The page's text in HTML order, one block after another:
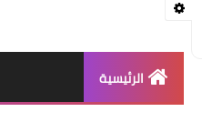
الرئيسية